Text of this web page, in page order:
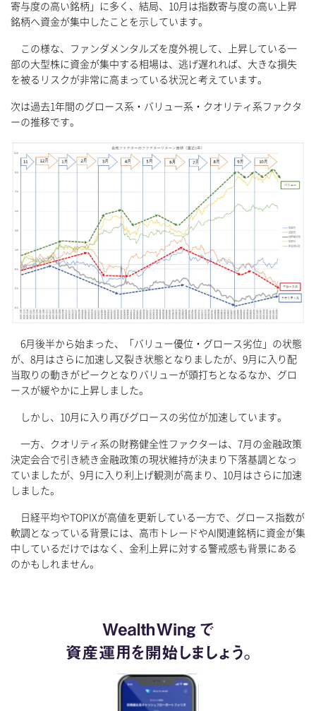
寄与度の高い銘柄」に多く、結局、10月は指数寄与度の高い上昇
銘柄へ資金が集中したことを示しています。
この様な、ファンダメンタルズを度外視して、上昇している一
部の大型株に資金が集中する相場は、逃げ遅れれば、大きな損失
を被るリスクが非常に高まっている状況と考えています。
次は過去1年間のグロース系・バリュー系・クオリティ系ファクタ
ーの推移です。
6月後半から始まった、「バリュー優位・グロース劣位」の状態
が、8月はさらに加速し又裂き状態となりましたが、9月に入り配
当取りの動きがピークとなりバリューが頭打ちとなるなか、グロ
ースが緩やかに上昇しました。
しかし、10月に入り再びグロースの劣位が加速しています。
一方、クオリティ系の財務健全性ファクターは、7月の金融政策
決定会合で引き続き金融政策の現状維持が決まり下落基調となっ
ていましたが、9月に入り利上げ観測が高まり、10月はさらに加速
しました。
日経平均やTOPIXが高値を更新している一方で、グロース指数が
軟調となっている背景には、高市トレードやAI関連銘柄に資金が集
中しているだけではなく、金利上昇に対する警戒感も背景にある
のかもしれません。